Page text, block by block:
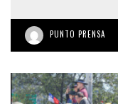
PUNTO PRENSA